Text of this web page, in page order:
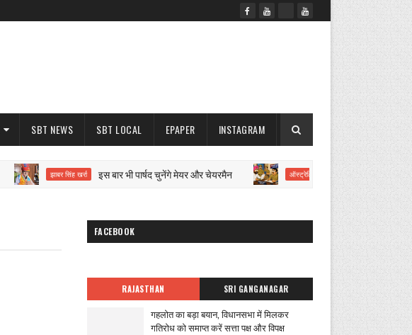
SBT NEWS SBT LOCAL EPAPER INSTAGRAM
झाबर सिंह खर्रा इस बार भी पार्षद चुनेंगे मेयर और चेयरमैन ऑस्ट्रेलिया भेजने का झांसा युवक को विदेश
FACEBOOK
RAJASTHAN SRI GANGANAGAR
गहलोत का बड़ा बयान, विधानसभा में मिलकर
गतिरोध को समाप्त करें सत्ता पक्ष और विपक्ष